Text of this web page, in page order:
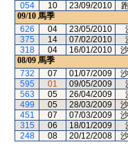
054
10 23/09/2010
09/10 馬季
626
04 23/05/2010
375
14 07/02/2010
318
04 16/01/2010
08/09 馬季
732
07 01/07/2009
595
01 09/05/2009
563
05 26/04/2009
499
05 28/03/2009
451
07 07/03/2009
315
06 18/01/2009
248
08 20/12/2008